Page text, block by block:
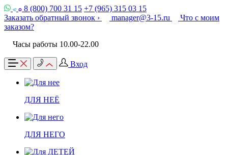
8 (800) 700 31 15 +7 (965) 315 03 15
Заказать обратный звонок ›
manager@3-15.ru
Что с моим
заказом?
Часы работы 10.00-22.00
Вход
ДЛЯ НЕЁ
ДЛЯ НЕГО